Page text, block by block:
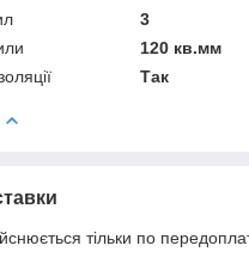
3
120 кв.мм
Так
тільки по